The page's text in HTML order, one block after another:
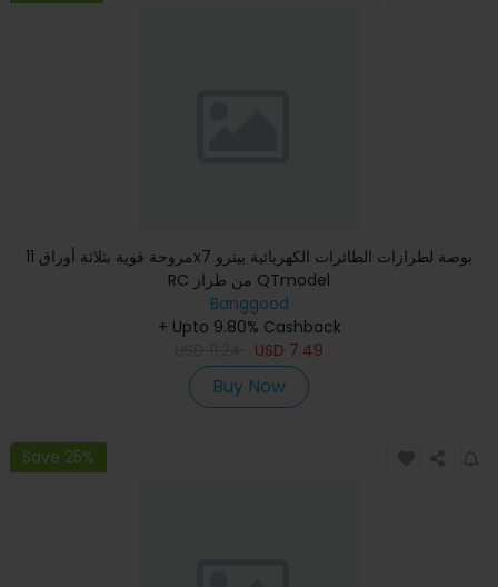
مروحة قوية بثلاثة أوراق 11x7 بوصة لطرازات الطائرات الكهربائية بيترو
RC من طراز QTmodel
Banggood
+ Upto 9.80% Cashback
USD 7.49
Buy Now
Save 25%